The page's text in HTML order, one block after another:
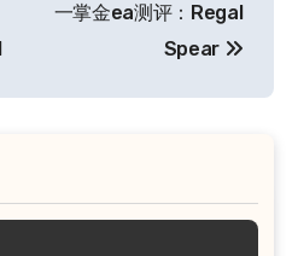
一掌金ea测评：Regal
Spear